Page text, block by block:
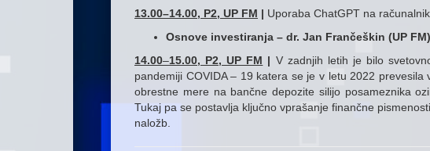
13.00–14.00, P2, UP FM | Uporaba ChatGPT na
Osnove investiranja – dr. Jan Frančeškin (UP FM)
14.00–15.00, P2, UP FM | V zadnjih letih je bilo
pandemiji COVIDA – 19 katera se je v letu 2022
obrestne mere na bančne depozite silijo posameznika
Tukaj pa se postavlja ključno vprašanje finančne
naložb.